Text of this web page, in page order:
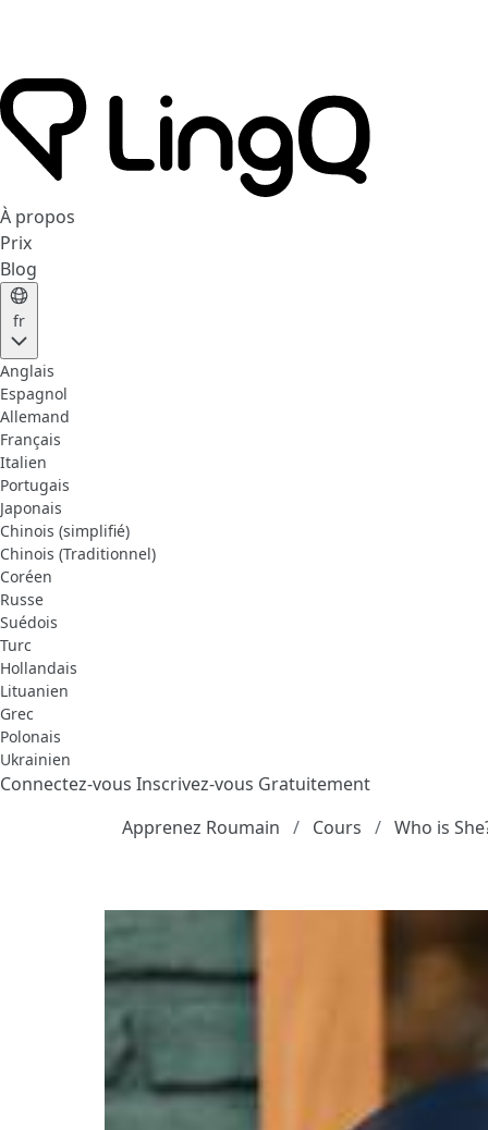
À propos
Prix
Blog
fr
Anglais
Espagnol
Allemand
Français
Italien
Portugais
Japonais
Chinois (simplifié)
Chinois (Traditionnel)
Coréen
Russe
Suédois
Turc
Hollandais
Lituanien
Grec
Polonais
Ukrainien
Connectez-vous Inscrivez-vous Gratuitement
Apprenez Roumain
Cours Who is